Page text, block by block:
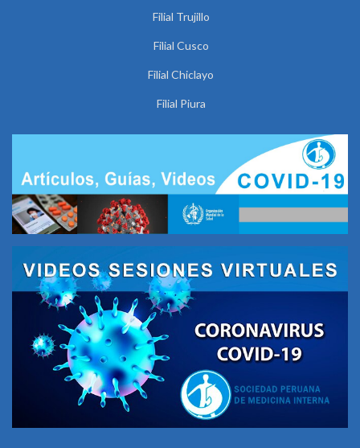
Filial Trujillo
Filial Cusco
Filial Chiclayo
Filial Piura